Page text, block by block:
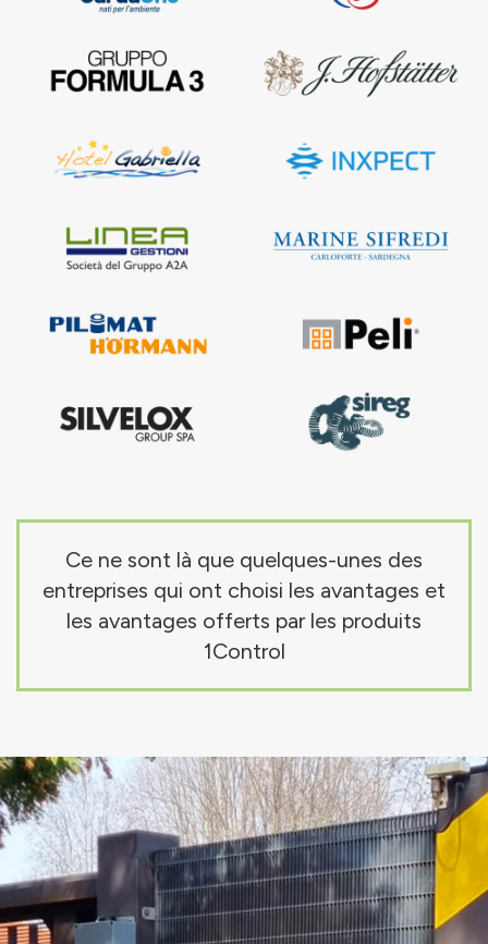
Ce ne sont là que quelques-unes des
entreprises qui ont choisi les avantages et
les avantages offerts par les produits
1Control